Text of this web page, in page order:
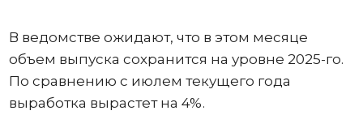
В ведомстве ожидают, что в этом месяце
объем выпуска сохранится на уровне 2025-го.
По сравнению с июлем текущего года
выработка вырастет на 4%.